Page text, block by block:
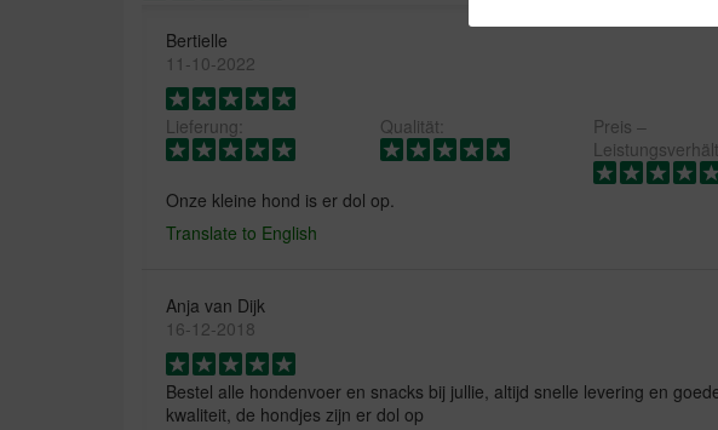
Bertielle
11-10-2022
Lieferung: Qualität:
Preis –
Onze kleine hond is er dol op.
Translate to English
Anja van Dijk
16-12-2018
Bestel alle hondenvoer en snacks bij jullie, altijd snelle levering en
kwaliteit, de hondjes zijn er dol op